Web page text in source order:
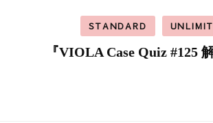
STANDARD
『VIOLA Case Quiz #125